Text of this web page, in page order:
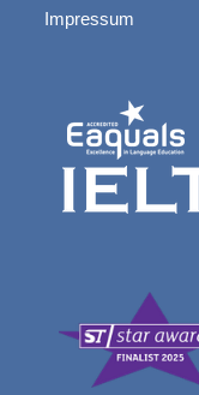
Impressum